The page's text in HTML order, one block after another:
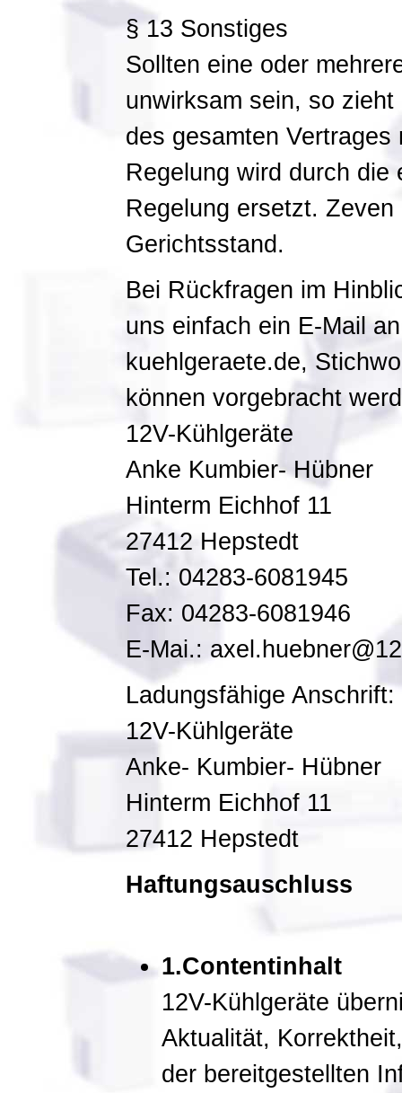
§ 13 Sonstiges
Sollten eine oder
unwirksam sein, so
des gesamten
Regelung wird durch die
Regelung ersetzt.
Gerichtsstand.
Bei Rückfragen im
uns einfach ein E-Mail
kuehlgeraete.de,
können vorgebracht
12V-Kühlgeräte
Anke Kumbier- Hübner
Hinterm Eichhof 11
27412 Hepstedt
Tel.: 04283-6081945
Fax: 04283-6081946
E-Mai.:
Ladungsfähige Anschrift:
12V-Kühlgeräte
Anke- Kumbier- Hübner
Hinterm Eichhof 11
27412 Hepstedt
Haftungsauschluss
1.Contentinhalt
12V-Kühlgeräte
Aktualität,
der bereitgestellten